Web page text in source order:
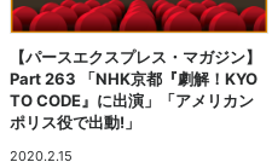
【パースエクスプレス・マガジン】
Part 263 「NHK京都『劇解！KYO
TO CODE』に出演」「アメリカン
ポリス役で出動!」
2020.2.15